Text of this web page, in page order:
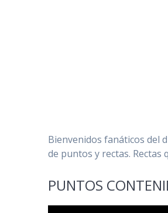
Bienvenidos fanáticos del
de puntos y rectas.
PUNTOS